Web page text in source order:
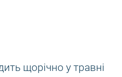
щорічно у травні